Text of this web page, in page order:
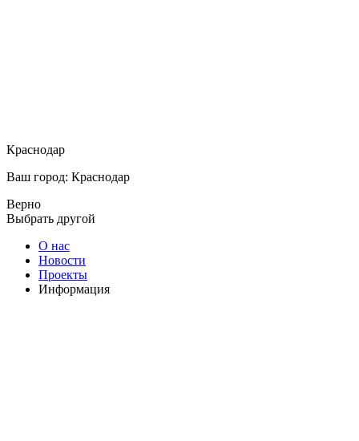
Краснодар
Ваш город: Краснодар
Верно
Выбрать другой
О нас
Новости
Проекты
Информация